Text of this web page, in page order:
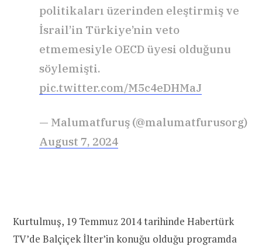
politikaları üzerinden eleştirmiş ve
İsrail’in Türkiye’nin veto
etmemesiyle OECD üyesi olduğunu
söylemişti.
pic.twitter.com/M5c4eDHMaJ
— Malumatfuruş (@malumatfurusorg)
August 7, 2024
Kurtulmuş, 19 Temmuz 2014 tarihinde Habertürk
TV’de Balçiçek İlter’in konuğu olduğu programda